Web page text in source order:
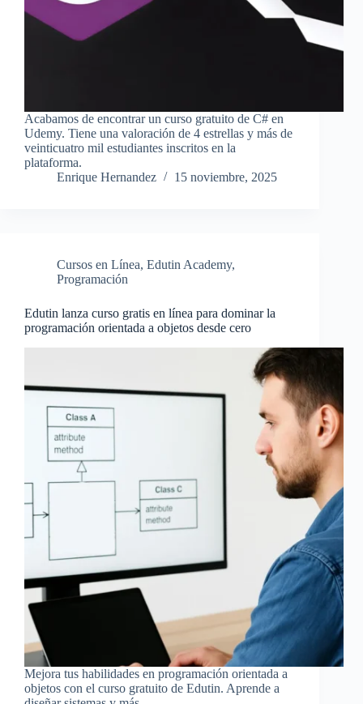
Acabamos de encontrar un curso gratuito de C# en
Udemy. Tiene una valoración de 4 estrellas y más de
veinticuatro mil estudiantes inscritos en la
plataforma.
Enrique Hernandez
15 noviembre, 2025
Cursos en Línea, Edutin Academy,
Programación
Edutin lanza curso gratis en línea para dominar la
programación orientada a objetos desde cero
Mejora tus habilidades en programación orientada a
objetos con el curso gratuito de Edutin. Aprende a